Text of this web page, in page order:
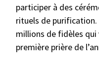
participer à des
rituels de
millions de fidèles
première prière de